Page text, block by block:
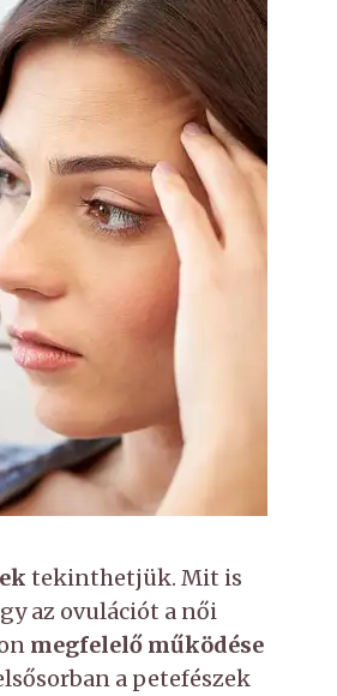
tekinthetjük. Mit is
az ovulációt a női
megfelelő működése
a petefészek